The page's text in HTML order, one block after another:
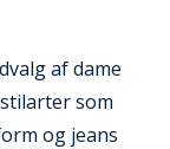
af dame
som
og jeans